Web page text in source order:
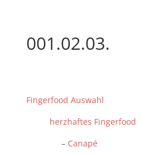
001.02.03.
Fingerfood Auswahl
herzhaftes Fingerfood
– Canapé